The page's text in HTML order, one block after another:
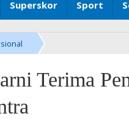
Superskor Sport
Terima